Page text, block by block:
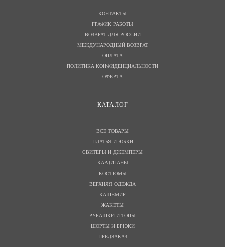
КОНТАКТЫ
ГРАФИК РАБОТЫ
ВОЗВРАТ ДЛЯ РОССИИ
МЕЖДУНАРОДНЫЙ ВОЗВРАТ
ОПЛАТА
ПОЛИТИКА КОНФИДЕНЦИАЛЬНОСТИ
ОФЕРТА
КАТАЛОГ
ВСЕ ТОВАРЫ
ПЛАТЬЯ И ЮБКИ
СВИТЕРЫ И ДЖЕМПЕРЫ
КАРДИГАНЫ
КОСТЮМЫ
ВЕРХНЯЯ ОДЕЖДА
КАШЕМИР
ЖАКЕТЫ
РУБАШКИ И ТОПЫ
ШОРТЫ И БРЮКИ
ПРЕДЗАКАЗ